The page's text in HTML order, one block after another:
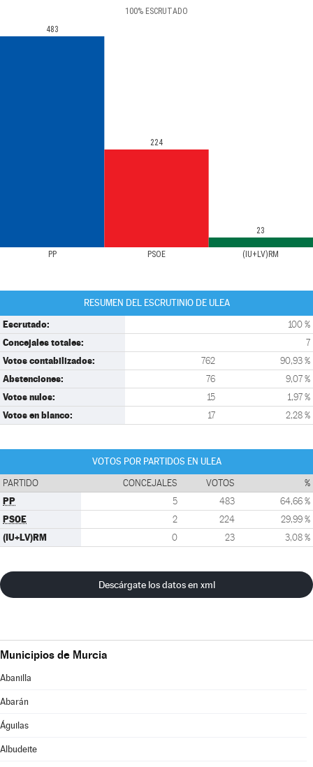
100% ESCRUTADO
PP PSOE (IU+LV)RM
483
224
23
RESUMEN DEL ESCRUTINIO DE ULEA
Escrutado: 100 %
Concejales totales: 7
Votos contabilizados: 762 90,93 %
Abstenciones: 76 9,07 %
Votos nulos: 15 1,97 %
Votos en blanco: 17 2,28 %
VOTOS POR PARTIDOS EN ULEA
PARTIDO CONCEJALES VOTOS %
PP 5 483 64,66 %
PSOE 2 224 29,99 %
(IU+LV)RM 0 23 3,08 %
Descárgate los datos en xml
Municipios de Murcia
Abanilla
Abarán
Águilas
Albudeite